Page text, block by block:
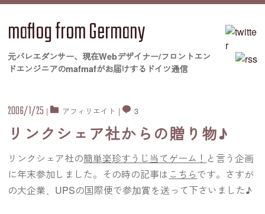
maflog from Germany
元バレエダンサー、現在Webデザイナー/フロントエン
ドエンジニアのmafmafがお届けするドイツ通信
2006/1/25 | アフィリエイト | 3
リンクシェア社からの贈り物♪
リンクシェア社の簡単楽珍すうじ当てゲーム！ と言う企画
に年末参加しました。その時の記事は こちらです。さすが
の大企業、UPSの国際便で参加賞を送って下さいました♪